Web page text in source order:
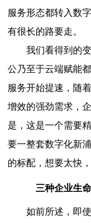
服务形态都转入数
有很长的路要走。
我们看得到的
公乃至于云端赋能
服务开始提速，随
增效的强劲需求，
是，这是一个需要
要一整套数字化新
的标配，想要太快
三种企业生
如前所述，即